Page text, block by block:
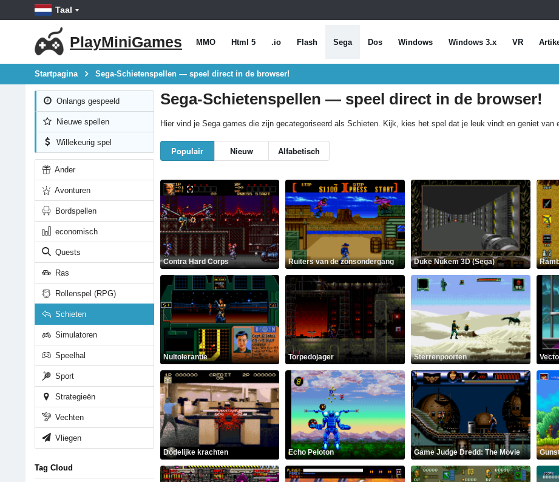
Taal
PlayMiniGames MMO Html 5 .io Flash Sega Dos Windows Windows 3.x VR
Startpagina Sega-Schietenspellen — speel direct in de browser!
Onlangs gespeeld
Nieuwe spellen
Willekeurig spel
Ander
Avonturen
Bordspellen
economisch
Quests
Ras
Rollenspel (RPG)
Schieten
Simulatoren
Speelhal
Sport
Strategieën
Vechten
Vliegen
Tag Cloud
Sega-Schietenspellen — speel direct in de browser!
Hier vind je Sega games die zijn gecategoriseerd als Schieten. Kijk, kies het spel dat je leuk vindt en geniet van
Populair Nieuw Alfabetisch
Contra Hard Corps Ruiters van de zonsondergang Duke Nukem 3D (Sega)
Nultolerantie Torpedojager Sterrenpoorten
Dodelijke krachten Echo Peloton Game Judge Dredd: The Movie